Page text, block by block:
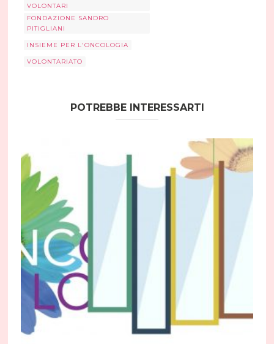
VOLONTARI
FONDAZIONE SANDRO
PITIGLIANI
INSIEME PER L'ONCOLOGIA
VOLONTARIATO
POTREBBE INTERESSARTI